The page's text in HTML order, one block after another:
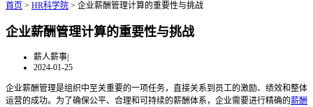
首页 > HR科学院 > 企业薪酬管理计算的重要性与挑战
企业薪酬管理计算的重要性与挑战
薪人薪事|
2024-01-25
企业薪酬管理是组织中至关重要的一项任务，直接关系到员工的激励、绩效和整体
运营的成功。为了确保公平、合理和可持续的薪酬体系，企业需要进行精确的薪酬